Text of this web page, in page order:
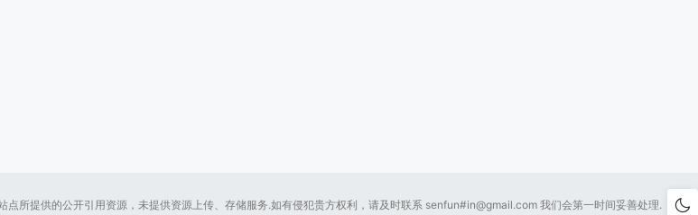
点所提供的公开引用资源，未提供资源上传、存储服务.如有侵犯贵方权利，请及时联系 senfun#in@gmail.com 我们会第一时间妥善处理.